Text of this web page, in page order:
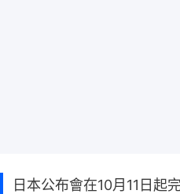
日本公布會在10月11日起